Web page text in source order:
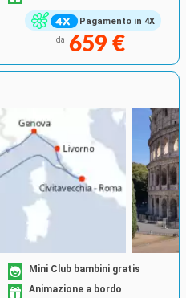
Pagamento in 4X
da 659 €
Mini Club bambini gratis
Animazione a bordo